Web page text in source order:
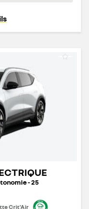
- 25
Crit'Air